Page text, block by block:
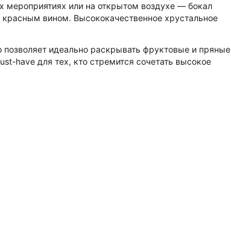
мероприятиях или на открытом воздухе — бокал
вином. Высококачественное хрустальное
идеально раскрывать фруктовые и пряные
have для тех, кто стремится сочетать высокое